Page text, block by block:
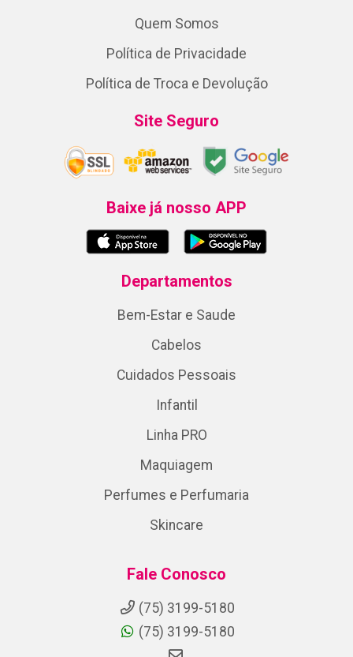
Quem Somos
Política de Privacidade
Política de Troca e Devolução
Site Seguro
Baixe já nosso APP
Departamentos
Bem-Estar e Saude
Cabelos
Cuidados Pessoais
Infantil
Linha PRO
Maquiagem
Perfumes e Perfumaria
Skincare
Fale Conosco
(75) 3199-5180
(75) 3199-5180